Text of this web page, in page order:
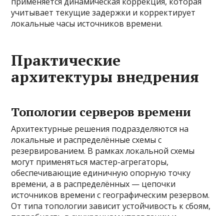
учитывает текущие задержки и корректирует
локальные часы источников времени.
Практические
архитектуры внедрения
Топологии серверов времени
Архитектурные решения подразделяются на
локальные и распределённые схемы с
резервированием. В рамках локальной схемы
могут применяться мастер-агрегаторы,
обеспечивающие единичную опорную точку
времени, а в распределённых — цепочки
источников времени с географическим резервом.
От типа топологии зависит устойчивость к сбоям,